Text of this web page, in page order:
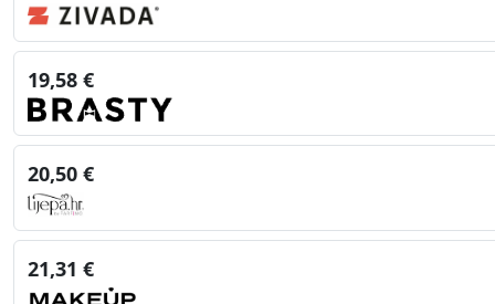
19,58 €
20,50 €
21,31 €